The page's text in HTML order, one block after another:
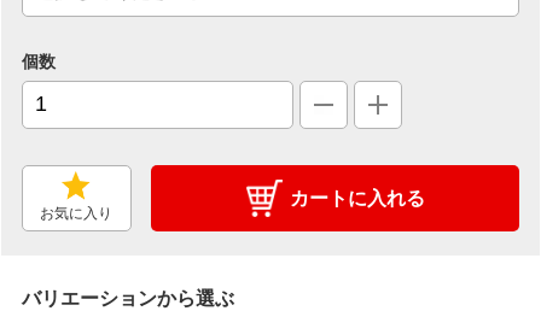
個数
お気に入り
カートに入れる
バリエーションから選ぶ